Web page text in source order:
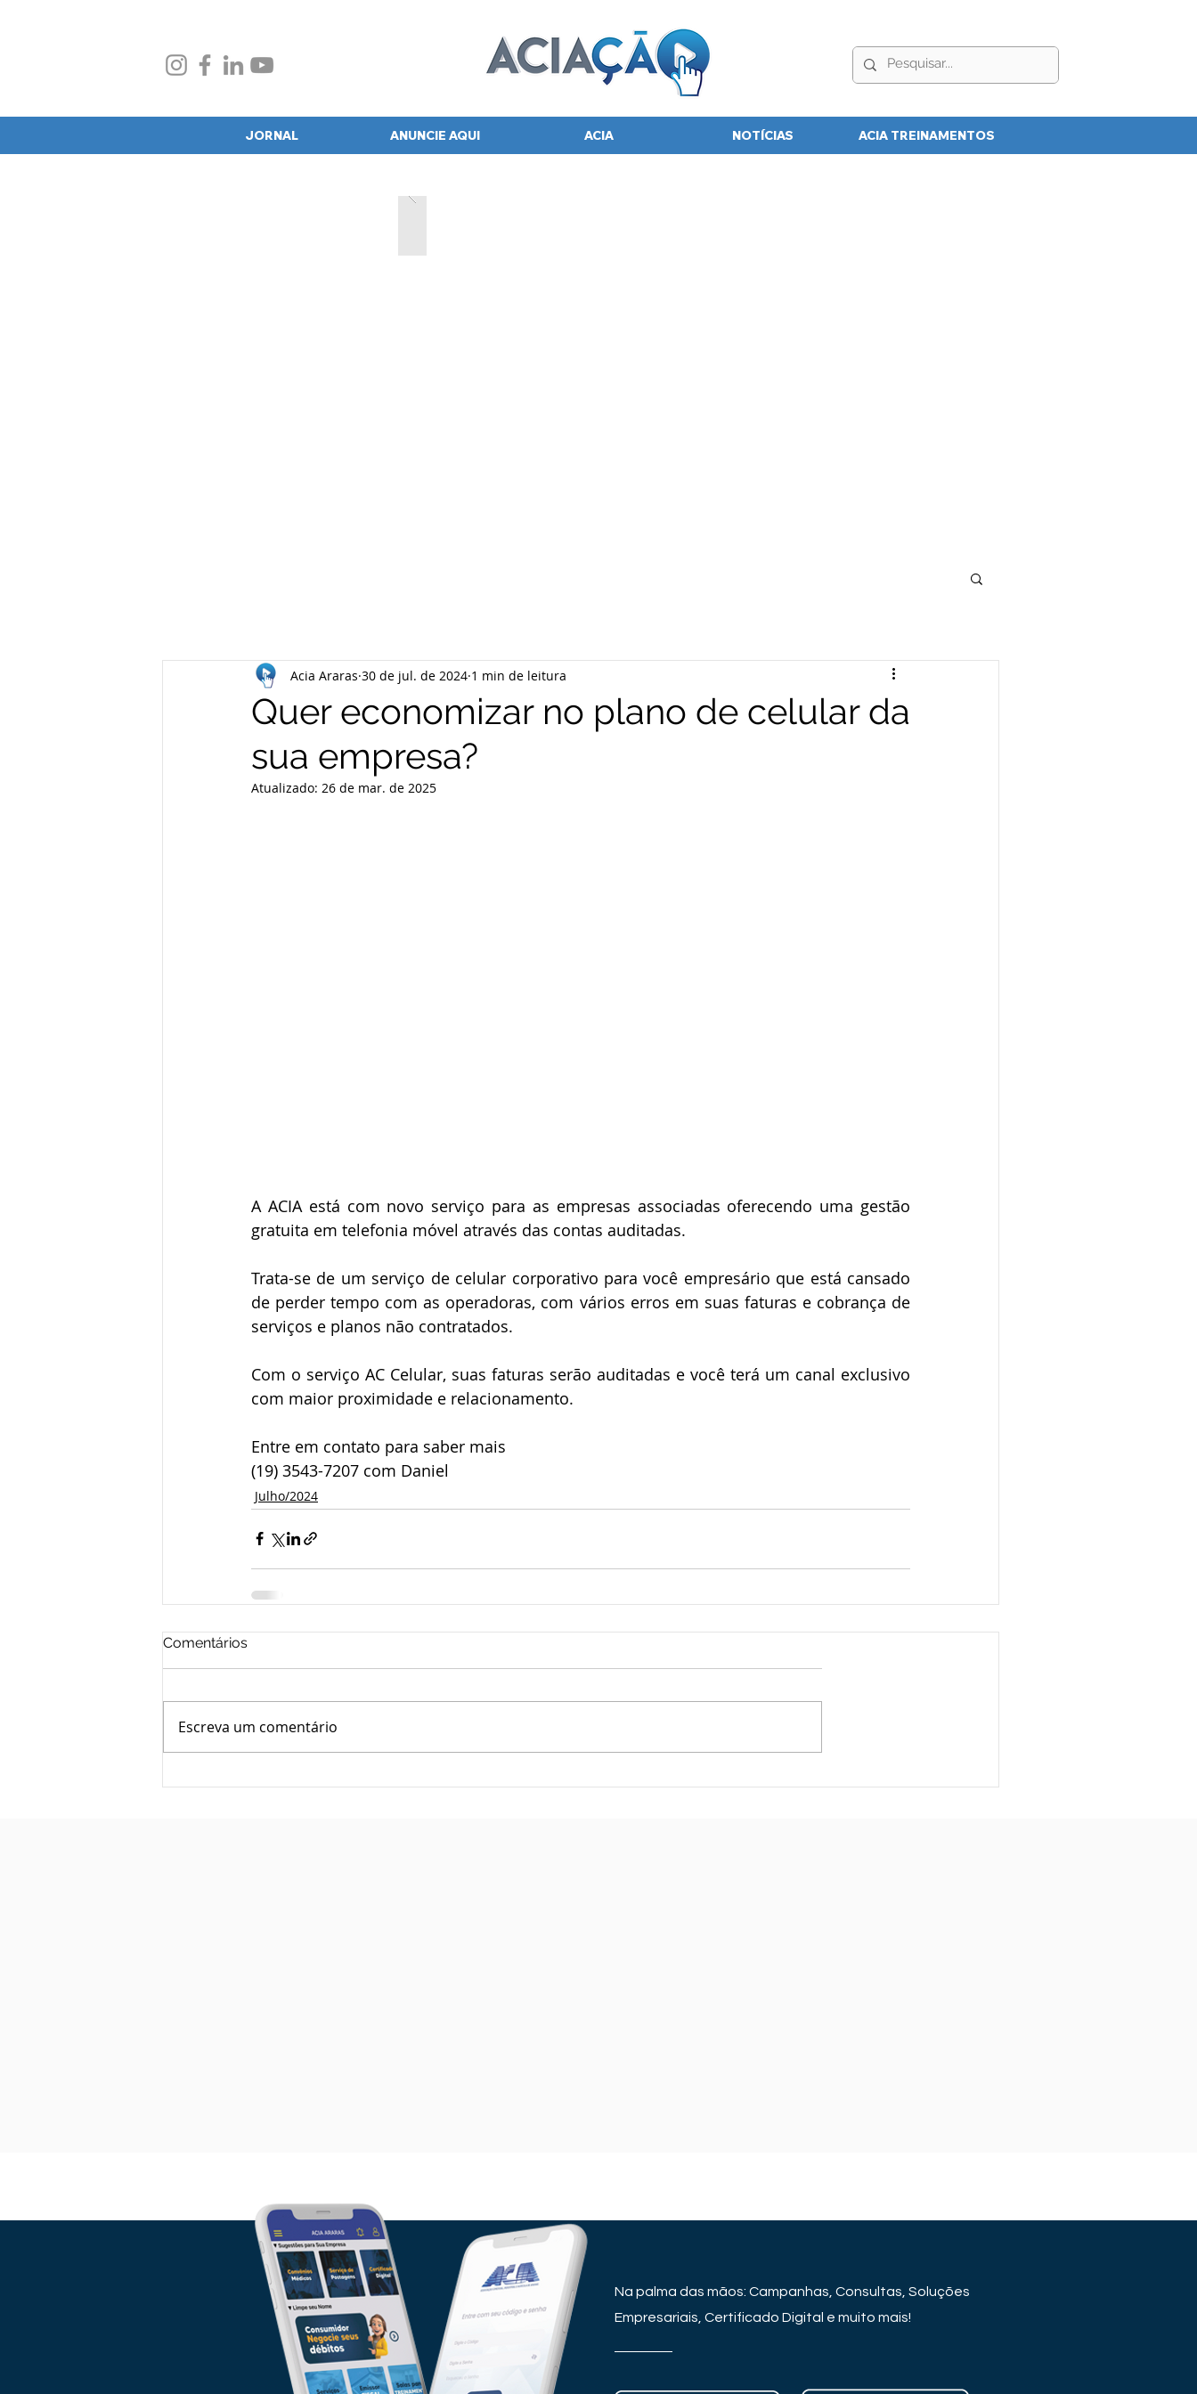
JORNAL ANUNCIE AQUI ACIA NOTÍCIAS ACIA TREINAMENTOS
Quer economizar no plano de celular da
sua empresa?
Acia Araras 30 de jul. de 2024 1 min de leitura
Atualizado: 26 de mar. de 2025
A ACIA está com novo serviço para as empresas associadas oferecendo uma gestão
gratuita em telefonia móvel através das contas auditadas.​
Trata-se de um serviço de celular corporativo para você empresário que está cansado
de perder tempo com as operadoras, com vários erros em suas faturas e cobrança de
serviços e planos não contratados.
Com o serviço AC Celular, suas faturas serão auditadas e você terá um canal exclusivo
com maior proximidade e relacionamento.​
Entre em contato para saber mais
(19) 3543-7207 com Daniel
Julho/2024
Comentários
Escreva um comentário
Na palma das mãos: Campanhas, Consultas, Soluções
Empresariais, Certificado Digital e muito mais!